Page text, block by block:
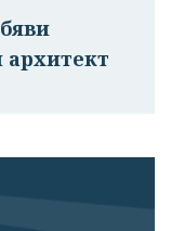
архитект